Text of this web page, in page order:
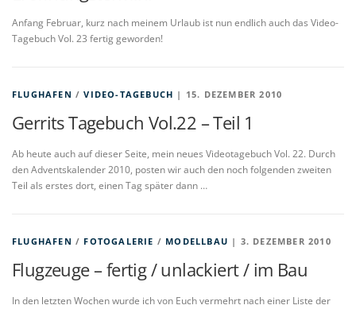
Anfang Februar, kurz nach meinem Urlaub ist nun endlich auch das Video-
Tagebuch Vol. 23 fertig geworden!
FLUGHAFEN /VIDEO-TAGEBUCH | 15. DEZEMBER 2010
Gerrits Tagebuch Vol.22 – Teil 1
Ab heute auch auf dieser Seite, mein neues Videotagebuch Vol. 22. Durch
den Adventskalender 2010, posten wir auch den noch folgenden zweiten
Teil als erstes dort, einen Tag später dann …
FLUGHAFEN / FOTOGALERIE / MODELLBAU | 3. DEZEMBER 2010
Flugzeuge – fertig / unlackiert / im Bau
In den letzten Wochen wurde ich von Euch vermehrt nach einer Liste der